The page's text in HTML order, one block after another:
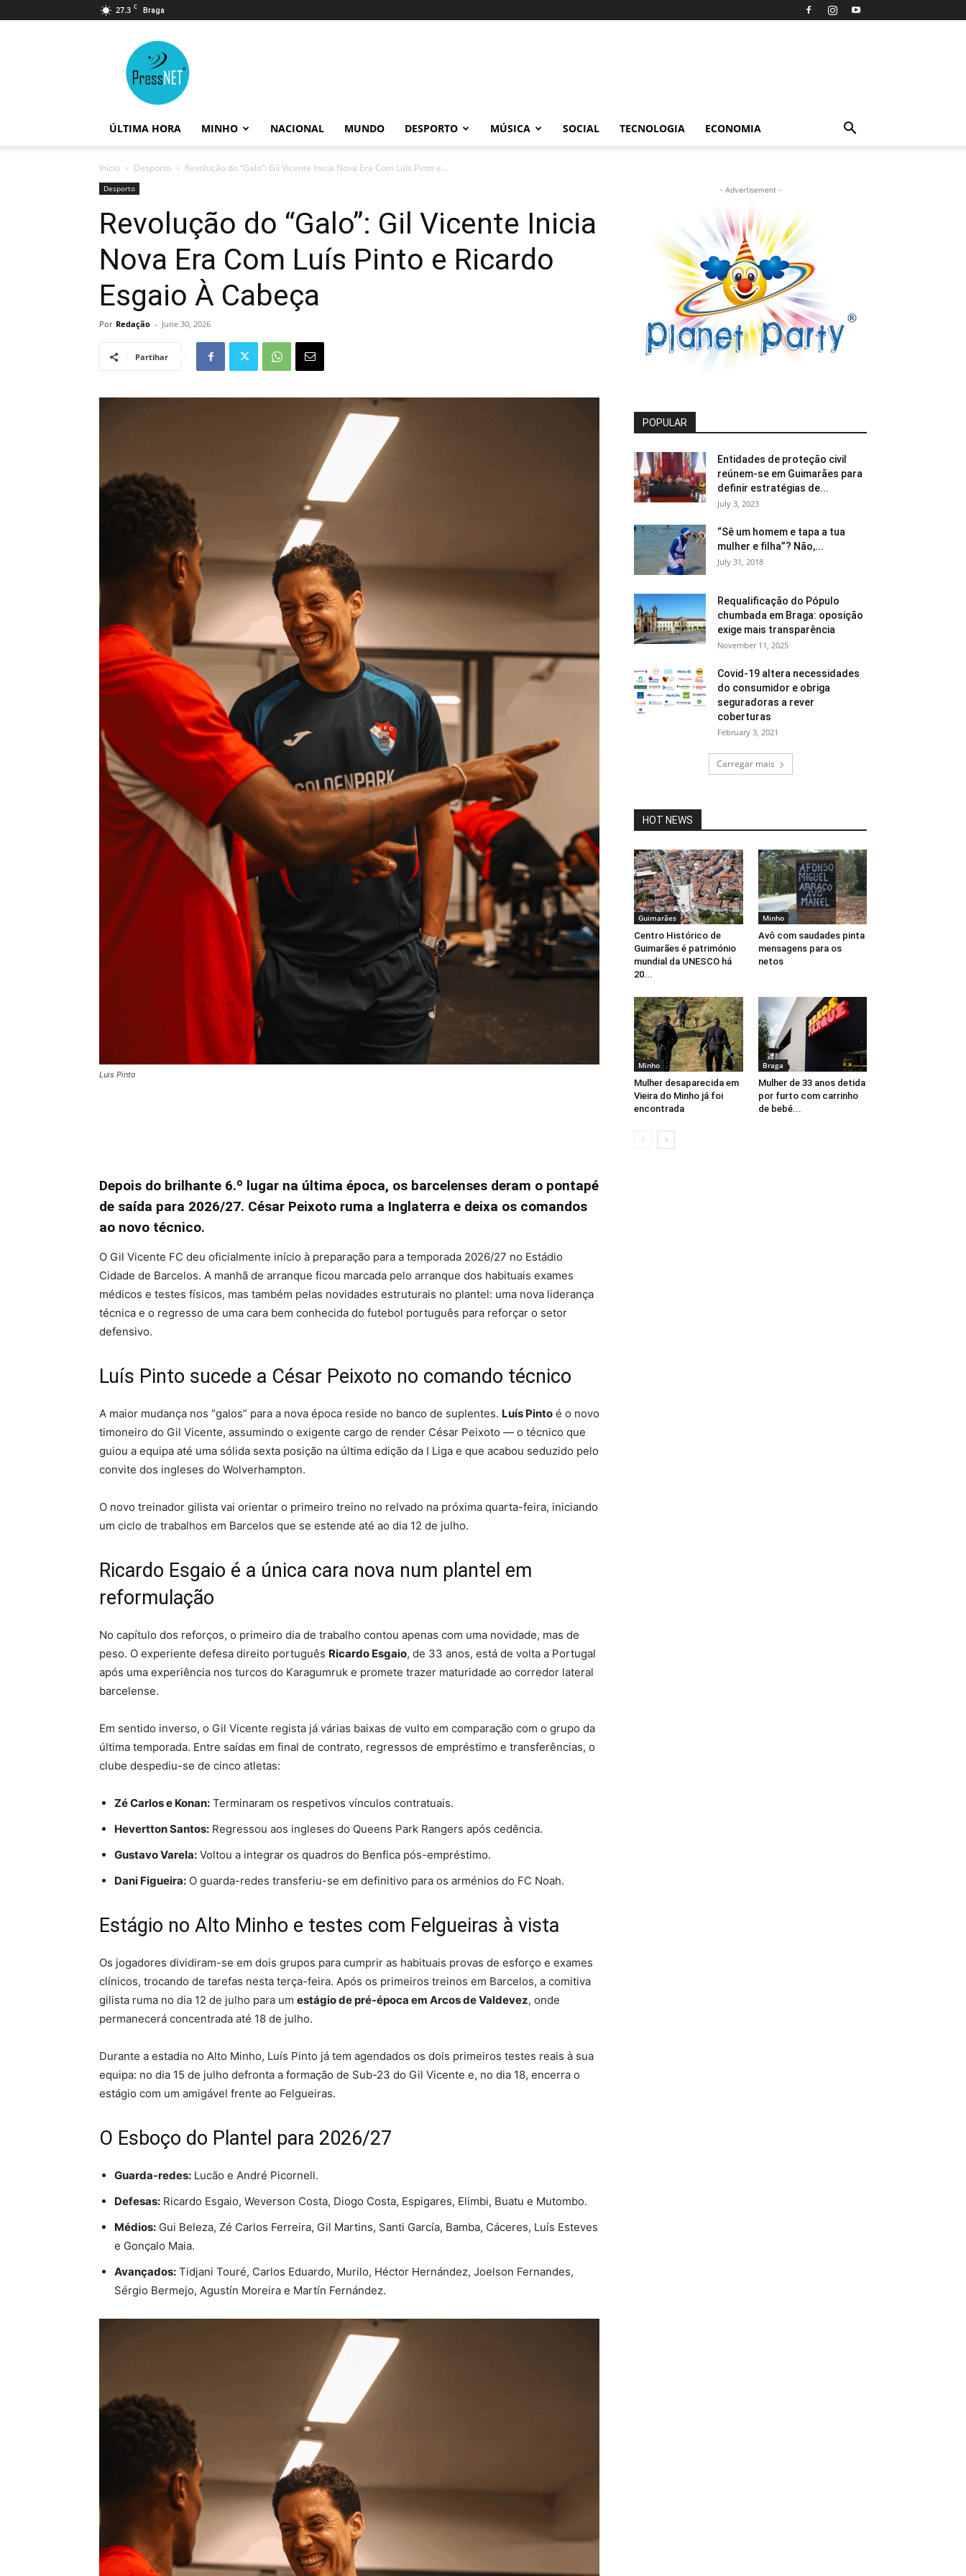
27.3 C Braga
ÚLTIMA HORA MINHO NACIONAL MUNDO DESPORTO MÚSICA SOCIAL TECNOLOGIA ECONOMIA
Início Desporto Revolução do “Galo”: Gil Vicente Inicia Nova Era Com Luís Pinto e...
Desporto
Revolução do “Galo”: Gil Vicente Inicia
Nova Era Com Luís Pinto e Ricardo
Esgaio À Cabeça
Por Redação - June 30, 2026
Partihar
Luis Pinto
Depois do brilhante 6.º lugar na última época, os barcelenses deram o pontapé
de saída para 2026/27. César Peixoto ruma a Inglaterra e deixa os comandos
ao novo técnico.
O Gil Vicente FC deu oficialmente início à preparação para a temporada 2026/27 no Estádio
Cidade de Barcelos. A manhã de arranque ficou marcada pelo arranque dos habituais exames
médicos e testes físicos, mas também pelas novidades estruturais no plantel: uma nova liderança
técnica e o regresso de uma cara bem conhecida do futebol português para reforçar o setor
defensivo.
Luís Pinto sucede a César Peixoto no comando técnico
A maior mudança nos “galos” para a nova época reside no banco de suplentes. Luís Pinto é o novo
timoneiro do Gil Vicente, assumindo o exigente cargo de render César Peixoto — o técnico que
guiou a equipa até uma sólida sexta posição na última edição da I Liga e que acabou seduzido pelo
convite dos ingleses do Wolverhampton.
O novo treinador gilista vai orientar o primeiro treino no relvado na próxima quarta-feira, iniciando
um ciclo de trabalhos em Barcelos que se estende até ao dia 12 de julho.
Ricardo Esgaio é a única cara nova num plantel em
reformulação
No capítulo dos reforços, o primeiro dia de trabalho contou apenas com uma novidade, mas de
peso. O experiente defesa direito português Ricardo Esgaio, de 33 anos, está de volta a Portugal
após uma experiência nos turcos do Karagumruk e promete trazer maturidade ao corredor lateral
barcelense.
Em sentido inverso, o Gil Vicente regista já várias baixas de vulto em comparação com o grupo da
última temporada. Entre saídas em final de contrato, regressos de empréstimo e transferências, o
clube despediu-se de cinco atletas:
Zé Carlos e Konan: Terminaram os respetivos vínculos contratuais.
Hevertton Santos: Regressou aos ingleses do Queens Park Rangers após cedência.
Gustavo Varela: Voltou a integrar os quadros do Benfica pós-empréstimo.
Dani Figueira: O guarda-redes transferiu-se em definitivo para os arménios do FC Noah.
Estágio no Alto Minho e testes com Felgueiras à vista
Os jogadores dividiram-se em dois grupos para cumprir as habituais provas de esforço e exames
clínicos, trocando de tarefas nesta terça-feira. Após os primeiros treinos em Barcelos, a comitiva
gilista ruma no dia 12 de julho para um estágio de pré-época em Arcos de Valdevez, onde
permanecerá concentrada até 18 de julho.
Durante a estadia no Alto Minho, Luís Pinto já tem agendados os dois primeiros testes reais à sua
equipa: no dia 15 de julho defronta a formação de Sub-23 do Gil Vicente e, no dia 18, encerra o
estágio com um amigável frente ao Felgueiras.
O Esboço do Plantel para 2026/27
Guarda-redes: Lucão e André Picornell.
Defesas: Ricardo Esgaio, Weverson Costa, Diogo Costa, Espigares, Elimbi, Buatu e Mutombo.
Médios: Gui Beleza, Zé Carlos Ferreira, Gil Martins, Santi García, Bamba, Cáceres, Luís Esteves
e Gonçalo Maia.
Avançados: Tidjani Touré, Carlos Eduardo, Murilo, Héctor Hernández, Joelson Fernandes,
Sérgio Bermejo, Agustín Moreira e Martín Fernández.
- Advertisement -
POPULAR
Entidades de proteção civil
reúnem-se em Guimarães para
definir estratégias de...
July 3, 2023
“Sê um homem e tapa a tua
mulher e filha”? Não,...
July 31, 2018
Requalificação do Pópulo
chumbada em Braga: oposição
exige mais transparência
November 11, 2025
Covid-19 altera necessidades
do consumidor e obriga
seguradoras a rever
coberturas
February 3, 2021
Carregar mais
HOT NEWS
Guimarães
Centro Histórico de
Guimarães é património
mundial da UNESCO há
20...
Minho
Avô com saudades pinta
mensagens para os
netos
Minho
Mulher desaparecida em
Vieira do Minho já foi
encontrada
Braga
Mulher de 33 anos detida
por furto com carrinho
de bebé...